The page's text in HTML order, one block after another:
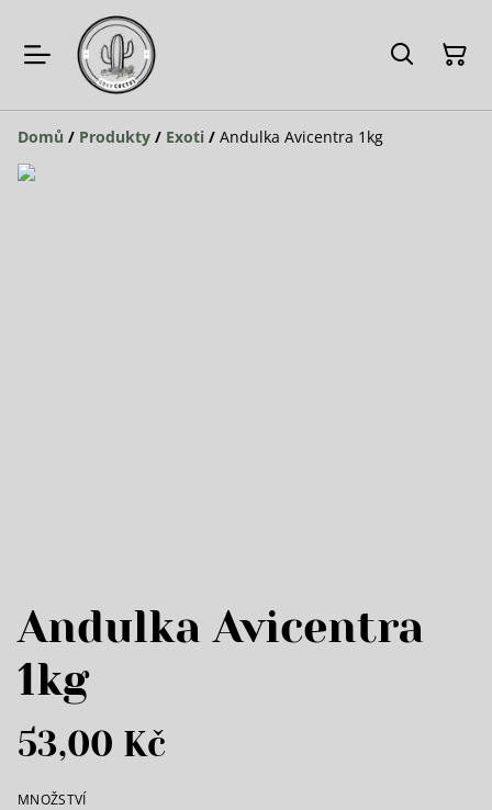
Domů / Produkty / Exoti / Andulka Avicentra 1kg
Andulka Avicentra
1kg
53,00 Kč
MNOŽSTVÍ